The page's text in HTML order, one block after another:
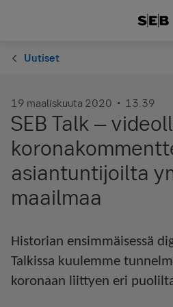
Uutiset
19 maaliskuuta 2020 13.39
SEB Talk –
asiantuntijoilta
maailmaa
Historian ensimmäisessä
Talkissa kuulemme
koronaan liittyen eri